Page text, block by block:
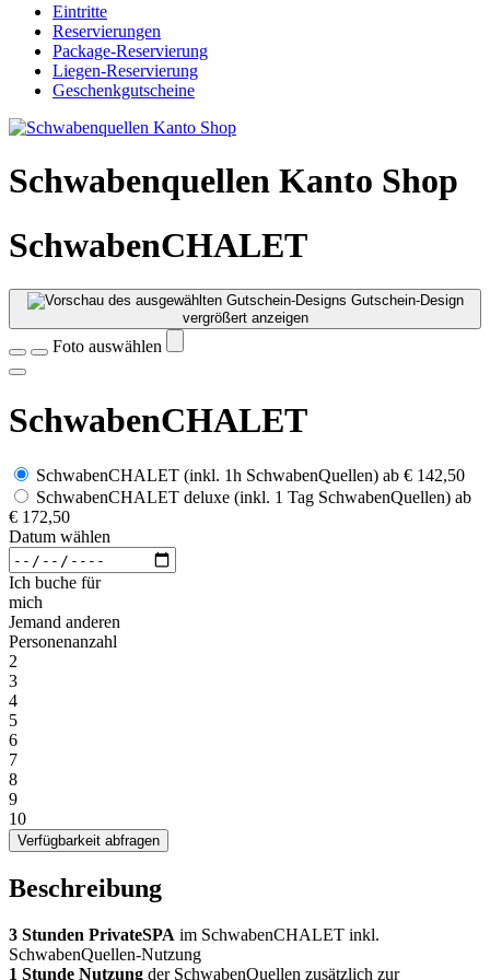
Eintritte
Reservierungen
Package-Reservierung
Liegen-Reservierung
Geschenkgutscheine
Schwabenquellen Kanto Shop
SchwabenCHALET
Gutschein-Design
vergrößert anzeigen
Foto auswählen
SchwabenCHALET
SchwabenCHALET (inkl. 1h SchwabenQuellen) ab € 142,50
SchwabenCHALET deluxe (inkl. 1 Tag SchwabenQuellen) ab
€ 172,50
Datum wählen
Ich buche für
mich
Jemand anderen
Personenanzahl
2
3
4
5
6
7
8
9
10
Verfügbarkeit abfragen
Beschreibung
3 Stunden PrivateSPA im SchwabenCHALET inkl.
SchwabenQuellen-Nutzung
1 Stunde Nutzung der SchwabenQuellen zusätzlich zur